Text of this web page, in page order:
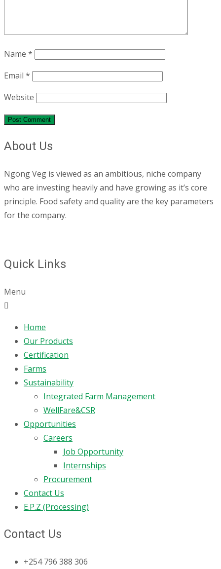
Name *
Email *
Website
About Us
Ngong Veg is viewed as an ambitious, niche company
who are investing heavily and have growing as it’s core
principle. Food safety and quality are the key parameters
for the company.
Quick Links
Menu
Home
Our Products
Certification
Farms
Sustainability
Integrated Farm Management
WellFare&CSR
Opportunities
Careers
Job Opportunity
Internships
Procurement
Contact Us
E.P.Z (Processing)
Contact Us
+254 796 388 306